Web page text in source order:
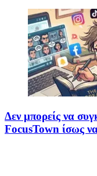
Δεν μπορείς να
FocusTown ίσως